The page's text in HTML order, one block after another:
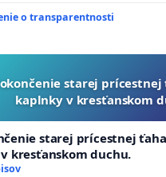
o transparentnosti
starej prícestnej
kaplnky v kresťanskom
starej prícestnej
kresťanskom duchu.